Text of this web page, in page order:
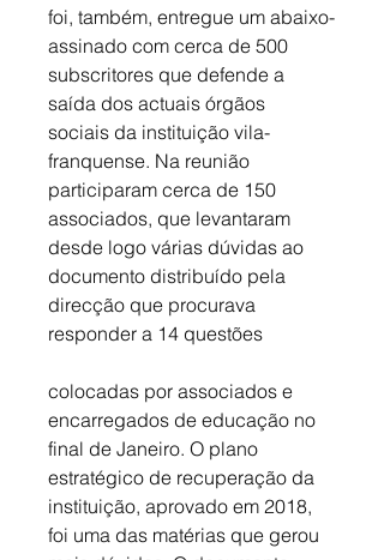
foi, também, entregue um abaixo-
assinado com cerca de 500
subscritores que defende a
saída dos actuais órgãos
sociais da instituição vila-
franquense. Na reunião
participaram cerca de 150
associados, que levantaram
desde logo várias dúvidas ao
documento distribuído pela
direcção que procurava
responder a 14 questões
colocadas por associados e
encarregados de educação no
final de Janeiro. O plano
estratégico de recuperação da
instituição, aprovado em 2018,
foi uma das matérias que gerou